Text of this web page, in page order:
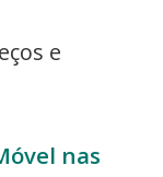
e
nas